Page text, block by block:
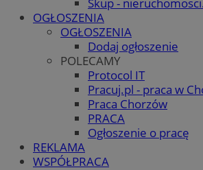
OGŁOSZENIA
OGŁOSZENIA
Dodaj ogłoszenie
POLECAMY
Protocol IT
Pracuj.pl - praca w
Praca Chorzów
PRACA
Ogłoszenie o pracę
REKLAMA
WSPÓŁPRACA